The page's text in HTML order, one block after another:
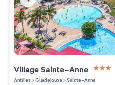
VillageSainte-Anne
3
Antilles>Guadeloupe>Sainte-Anne